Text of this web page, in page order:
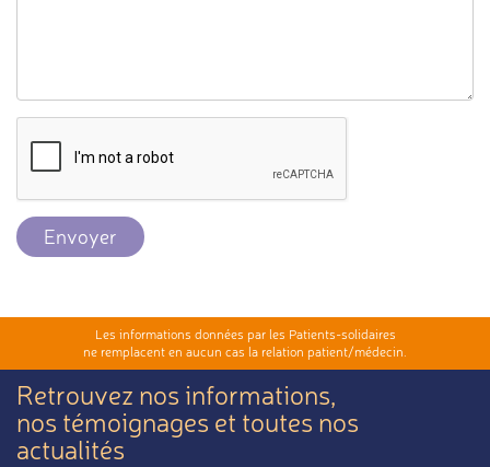
Envoyer
Les informations données par les Patients-solidaires
ne remplacent en aucun cas la relation patient/médecin.
Retrouvez nos informations,
nos témoignages et toutes nos
actualités